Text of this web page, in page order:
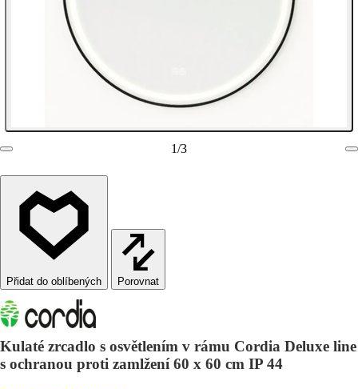
1/3
Porovnat
Kulaté zrcadlo s osvětlením v rámu Cordia Deluxe line
s ochranou proti zamlžení 60 x 60 cm IP 44